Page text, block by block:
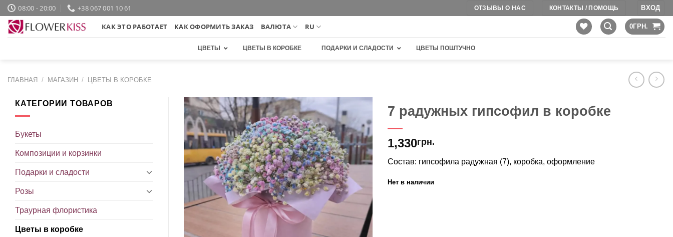
Skip
to
content
08:00 - 20:00 +38 067 001 10 61 ОТЗЫВЫ О НАС КОНТАКТЫ / ПОМОЩЬ ВХОД
КАК ЭТО РАБОТАЕТ КАК ОФОРМИТЬ ЗАКАЗ ВАЛЮТА RU 0ГРН.
ЦВЕТЫ ЦВЕТЫ В КОРОБКЕ ПОДАРКИ И СЛАДОСТИ ЦВЕТЫ ПОШТУЧНО
ГЛАВНАЯ / МАГАЗИН / ЦВЕТЫ В КОРОБКЕ
КАТЕГОРИИ ТОВАРОВ
Букеты
Композиции и корзинки
Подарки и сладости
Розы
Траурная флористика
Цветы в коробке
В
избранное
7 радужных гипсофил в коробке
1,330грн.
Состав: гипсофила радужная (7), коробка, оформление
Нет в наличии